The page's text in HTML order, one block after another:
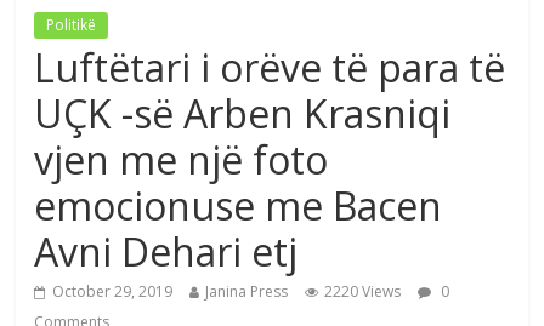
Politikë
Luftëtari i orëve të para të
UÇK -së Arben Krasniqi
vjen me një foto
emocionuse me Bacen
Avni Dehari etj
October 29, 2019 Janina Press 2220 Views
0
Comments